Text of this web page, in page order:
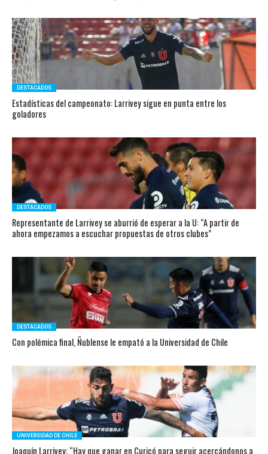
DESTACADOS
Estadísticas del campeonato: Larrivey sigue en punta entre los
goladores
DESTACADOS
Representante de Larrivey se aburrió de esperar a la U: “A partir de
ahora empezamos a escuchar propuestas de otros clubes”
DESTACADOS
Con polémica final, Ñublense le empató a la Universidad de Chile
UNIVERSIDAD DE CHILE
Joaquín Larrivey: “Hay que ganar en Curicó para seguir acercándonos a